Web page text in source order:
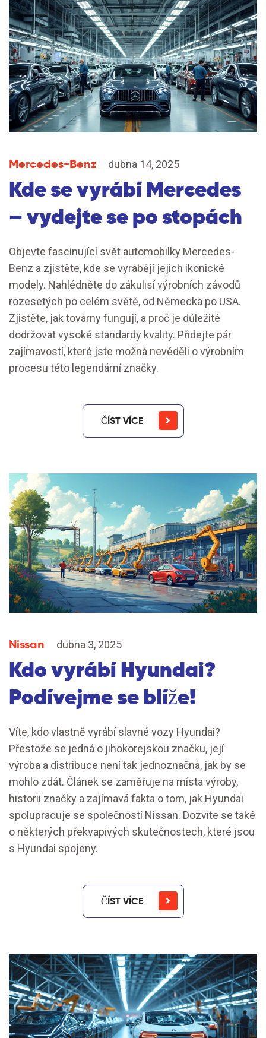
Mercedes-Benz dubna 14, 2025
Kde se vyrábí Mercedes
– vydejte se po stopách
Objevte fascinující svět automobilky Mercedes-
Benz a zjistěte, kde se vyrábějí jejich ikonické
modely. Nahlédněte do zákulisí výrobních závodů
rozesetých po celém světě, od Německa po USA.
Zjistěte, jak továrny fungují, a proč je důležité
dodržovat vysoké standardy kvality. Přidejte pár
zajímavostí, které jste možná nevěděli o výrobním
procesu této legendární značky.
ČÍST VÍCE
Nissan dubna 3, 2025
Kdo vyrábí Hyundai?
Podívejme se blíže!
Víte, kdo vlastně vyrábí slavné vozy Hyundai?
Přestože se jedná o jihokorejskou značku, její
výroba a distribuce není tak jednoznačná, jak by se
mohlo zdát. Článek se zaměřuje na místa výroby,
historii značky a zajímavá fakta o tom, jak Hyundai
spolupracuje se společností Nissan. Dozvíte se také
o některých překvapivých skutečnostech, které jsou
s Hyundai spojeny.
ČÍST VÍCE